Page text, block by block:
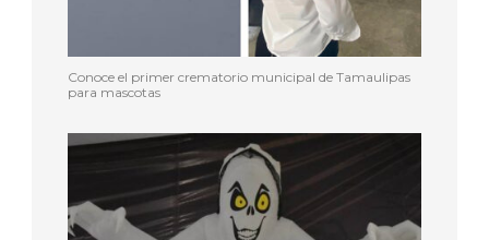
Conoce el primer crematorio municipal de Tamaulipas
para mascotas